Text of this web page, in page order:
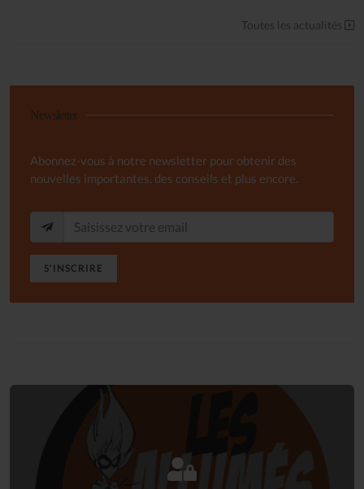
Toutes les actualités
Newsletter
Abonnez-vous à notre newsletter pour obtenir des
nouvelles importantes, des conseils et plus encore.
S'INSCRIRE
Connectez-vous